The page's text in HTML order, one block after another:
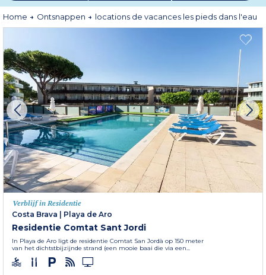
steenworp afstand. *aan zee: binnen 300 m van het strand.
Home Ontsnappen locations de vacances les pieds dans l'eau
Verblijf in Residentie
Costa Brava
Playa de Aro
Residentie Comtat Sant Jordi
In Playa de Aro ligt de residentie Comtat San Jordà­ op 150 meter
van het dichtstbijzijnde strand (een mooie baai die via een...